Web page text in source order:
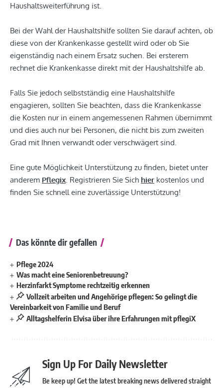
Haushaltsweiterführung ist.
Bei der Wahl der Haushaltshilfe sollten Sie darauf achten, ob
diese von der Krankenkasse gestellt wird oder ob Sie
eigenständig nach einem Ersatz suchen. Bei ersterem
rechnet die Krankenkasse direkt mit der Haushaltshilfe ab.
Falls Sie jedoch selbstständig eine Haushaltshilfe
engagieren, sollten Sie beachten, dass die Krankenkasse
die Kosten nur in einem angemessenen Rahmen übernimmt
und dies auch nur bei Personen, die nicht bis zum zweiten
Grad mit Ihnen verwandt oder verschwägert sind.
Eine gute Möglichkeit Unterstützung zu finden, bietet unter
anderem Pflegix . Registrieren Sie Sich hier kostenlos und
finden Sie schnell eine zuverlässige Unterstützung!
Das könnte dir gefallen
Pflege 2024
Was macht eine Seniorenbetreuung?
Herzinfarkt Symptome rechtzeitig erkennen
Vollzeit arbeiten und Angehörige pflegen: So gelingt die
Vereinbarkeit von Familie und Beruf
Alltagshelferin Elvisa über ihre Erfahrungen mit pflegiX
Sign Up For Daily Newsletter
Be keep up! Get the latest breaking news delivered straight